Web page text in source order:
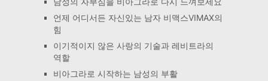
언제 어디서든 자신있는 남자 비맥스VIMAX의
힘
이기적이지 않은 사랑의 기술과 레비트라의
역할
비아그라로 시작하는 남성의 부활